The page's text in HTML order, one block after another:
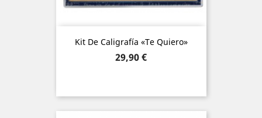
Kit De Caligrafía «Te Quiero»
Precio
29,90 €